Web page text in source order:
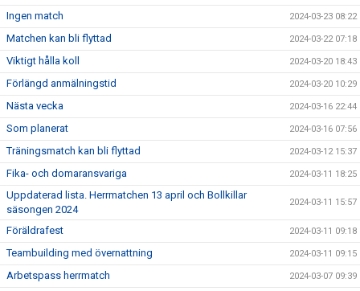
Ingen match 2024-03-23 08:22
Matchen kan bli flyttad 2024-03-22 07:18
Viktigt hålla koll 2024-03-20 18:43
Förlängd anmälningstid 2024-03-20 10:29
Nästa vecka 2024-03-16 22:44
Som planerat 2024-03-16 07:56
Träningsmatch kan bli flyttad 2024-03-12 15:37
Fika- och domaransvariga 2024-03-11 18:25
Uppdaterad lista. Herrmatchen 13 april och Bollkillar
säsongen 2024
2024-03-11 15:57
Föräldrafest 2024-03-11 09:18
Teambuilding med övernattning 2024-03-11 09:15
Arbetspass herrmatch 2024-03-07 09:39